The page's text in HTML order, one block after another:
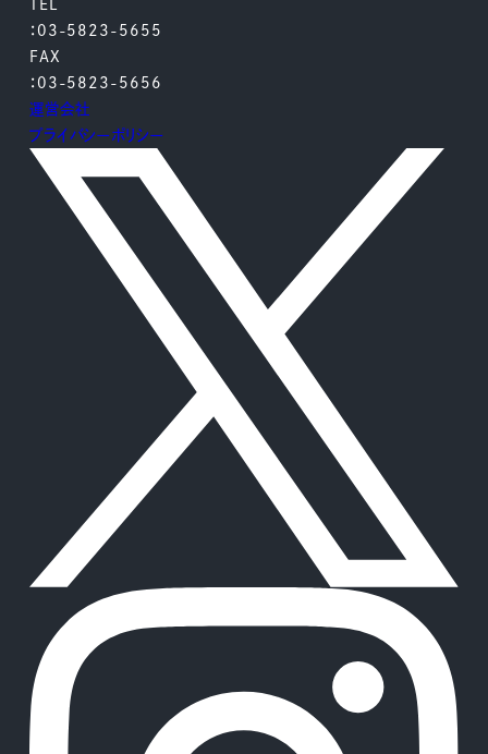
TEL
：03-5823-5655
FAX
：03-5823-5656
運営会社
プライバシーポリシー